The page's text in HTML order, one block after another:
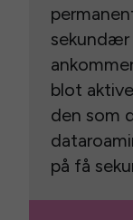
sekundær
blot
den som
på få